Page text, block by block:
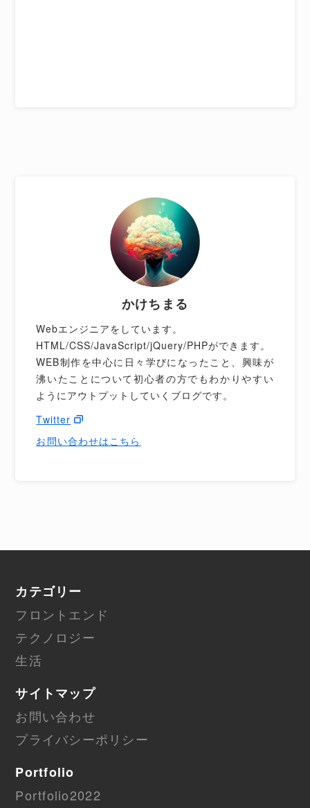
かけちまる
Webエンジニアをしています。
HTML/CSS/JavaScript/jQuery/PHPができます。
WEB制作を中心に日々学びになったこと、興味が
沸いたことについて初心者の方でもわかりやすい
ようにアウトプットしていくブログです。
Twitter
お問い合わせはこちら
カテゴリー
フロントエンド
テクノロジー
生活
サイトマップ
お問い合わせ
プライバシーポリシー
Portfolio
Portfolio2022